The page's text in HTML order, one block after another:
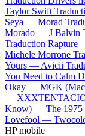
Taylor Swift
Seya — Morad
Morado — J Balvin
Traduction Rapture
Michele Morrone
Yours — Avicii
You Need to Calm
Okay — MGK
—
Know) — The 1975
Lovefool —
HP mobile